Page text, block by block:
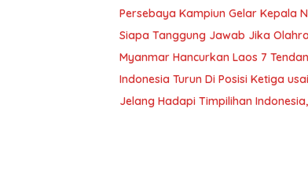
Persebaya Kampiun Gelar Kepala
Siapa Tanggung Jawab Jika
Myanmar Hancurkan Laos 7
Indonesia Turun Di Posisi Ketiga
Jelang Hadapi Timpilihan